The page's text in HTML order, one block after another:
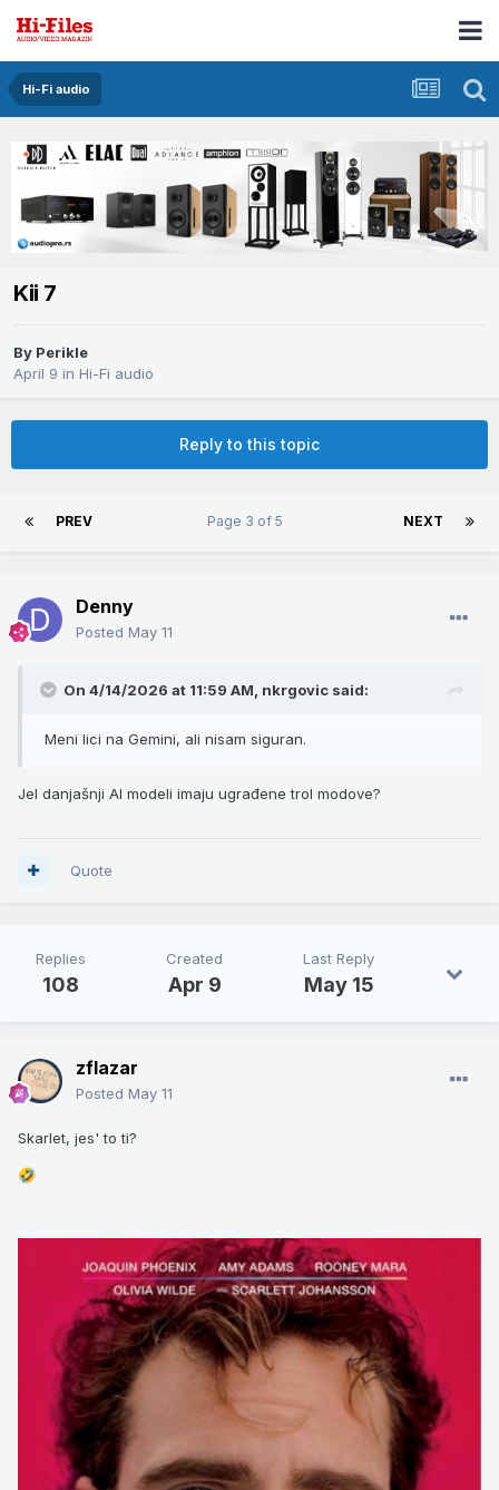
Hi-Fi audio
Kii 7
By Perikle
April 9 in Hi-Fi audio
Reply to this topic
PREV NEXT
Page 3 of 5
Denny
Posted May 11
On 4/14/2026 at 11:59 AM, nkrgovic said:
Meni lici na Gemini, ali nisam siguran.
Jel danjašnji AI modeli imaju ugrađene trol modove?
Quote
Replies
108
Created
Apr 9
Last Reply
May 15
zflazar
Posted May 11
Skarlet, jes' to ti?
🤣